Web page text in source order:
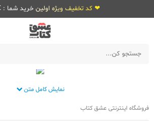
❤ کد تخفیف ویژه اولین خرید شما : KLC ❤
نمایش کامل متن
فروشگاه اینترنتی عشق کتاب